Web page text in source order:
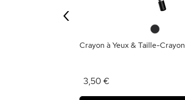
Crayon à Yeux & Taille-Crayon
3,50 €
‹